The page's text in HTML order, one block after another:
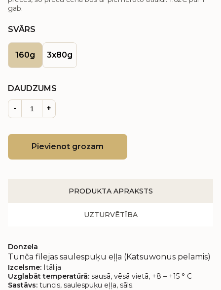
gab.
SVĀRS
160g 3x80g
DAUDZUMS
- +
Pievienot grozam
PRODUKTA APRAKSTS
UZTURVĒTĪBA
Donzela
Tunča filejas saulespuķu eļļa (Katsuwonus pelamis)
Izcelsme: Itālija
Uzglabāt temperatūrā: sausā, vēsā vietā, +8 – +15 ° C
Sastāvs: tuncis, saulespuķu eļļa, sāls.